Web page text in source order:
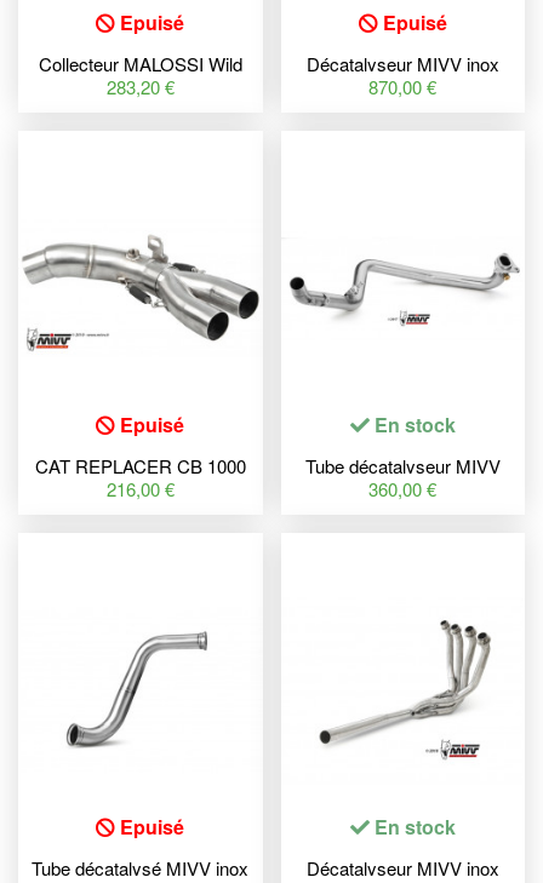
Epuisé
Collecteur MALOSSI Wild
Lion -
283,20 €
Epuisé
Décatalyseur MIVV inox
Kawasaki Z900RS
870,00 €
Epuisé
CAT REPLACER CB 1000
R
216,00 €
En stock
Tube décatalyseur MIVV
inox Honda X-ADV 750
360,00 €
Epuisé
Tube décatalysé MIVV inox
En stock
Décatalyseur MIVV inox